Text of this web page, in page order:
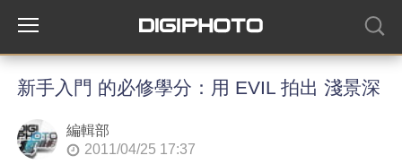
新手入門 的必修學分：用 EVIL 拍出 淺景深
編輯部
2011/04/25 17:37